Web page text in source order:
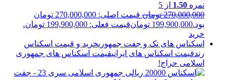
نمره 1.50 از 5
270,000,000 تومان
قیمت اصلی: 270,000,000 تومان
بود.199,900,000 تومانقیمت فعلی: 199,900,000 تومان.
خرید
اسکناس های تک و جفت جمهوریخرید و قیمت اسکناس
رندقیمت اسکناس های ایرانیقیمت اسکناس های جمهوری
اسلامی حراج!